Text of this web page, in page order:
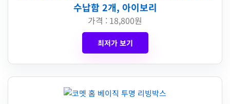
수납함 2개, 아이보리
가격 : 18,800원
최저가 보기